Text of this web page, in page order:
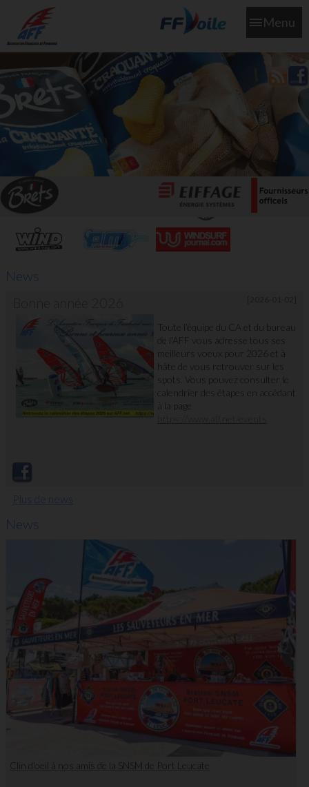
Menu
L'aff soutient les SNS253 et SNS604 qui veillent sur nous pour
que l'eau salée n'ait jamais le goût des larmes
News
Toute l'équipe du CA et du bureau
de l'AFF vous adresse tous ses
meilleurs voeux pour 2026 et à
hâte de vous retrouver sur les
spots. Vous pouvez consulter le
calendrier des étapes en accédant
à la page
Plus de news
News
Clin d'oeil à nos amis de la SNSM de Port Leucate